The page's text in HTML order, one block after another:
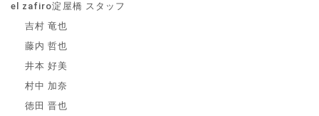
el zafiro淀屋橋 スタッフ
吉村 竜也
藤内 哲也
井本 好美
村中 加奈
徳田 晋也